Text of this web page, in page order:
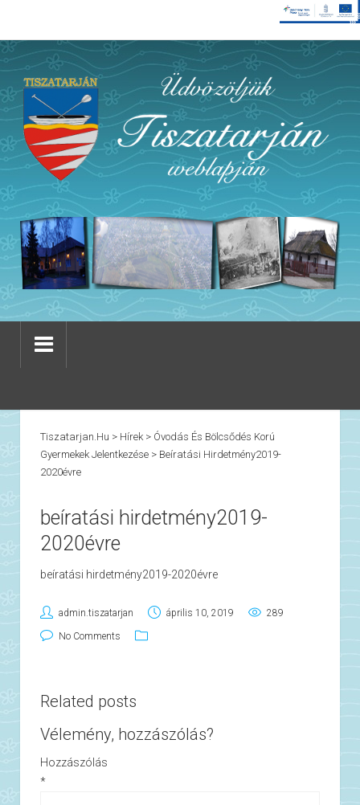
Tiszatarjan.hu > Hírek> Óvodás És Bölcsődés Korú
Gyermekek Jelentkezése > Beíratási Hirdetmény2019-
2020évre
beíratási hirdetmény2019-
2020évre
beíratási hirdetmény2019-2020évre
admin.tiszatarjan április 10, 2019 289
No Comments
Related posts
Vélemény, hozzászólás?
Hozzászólás
*